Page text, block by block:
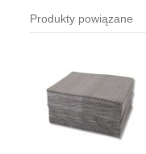
Produkty powiązane